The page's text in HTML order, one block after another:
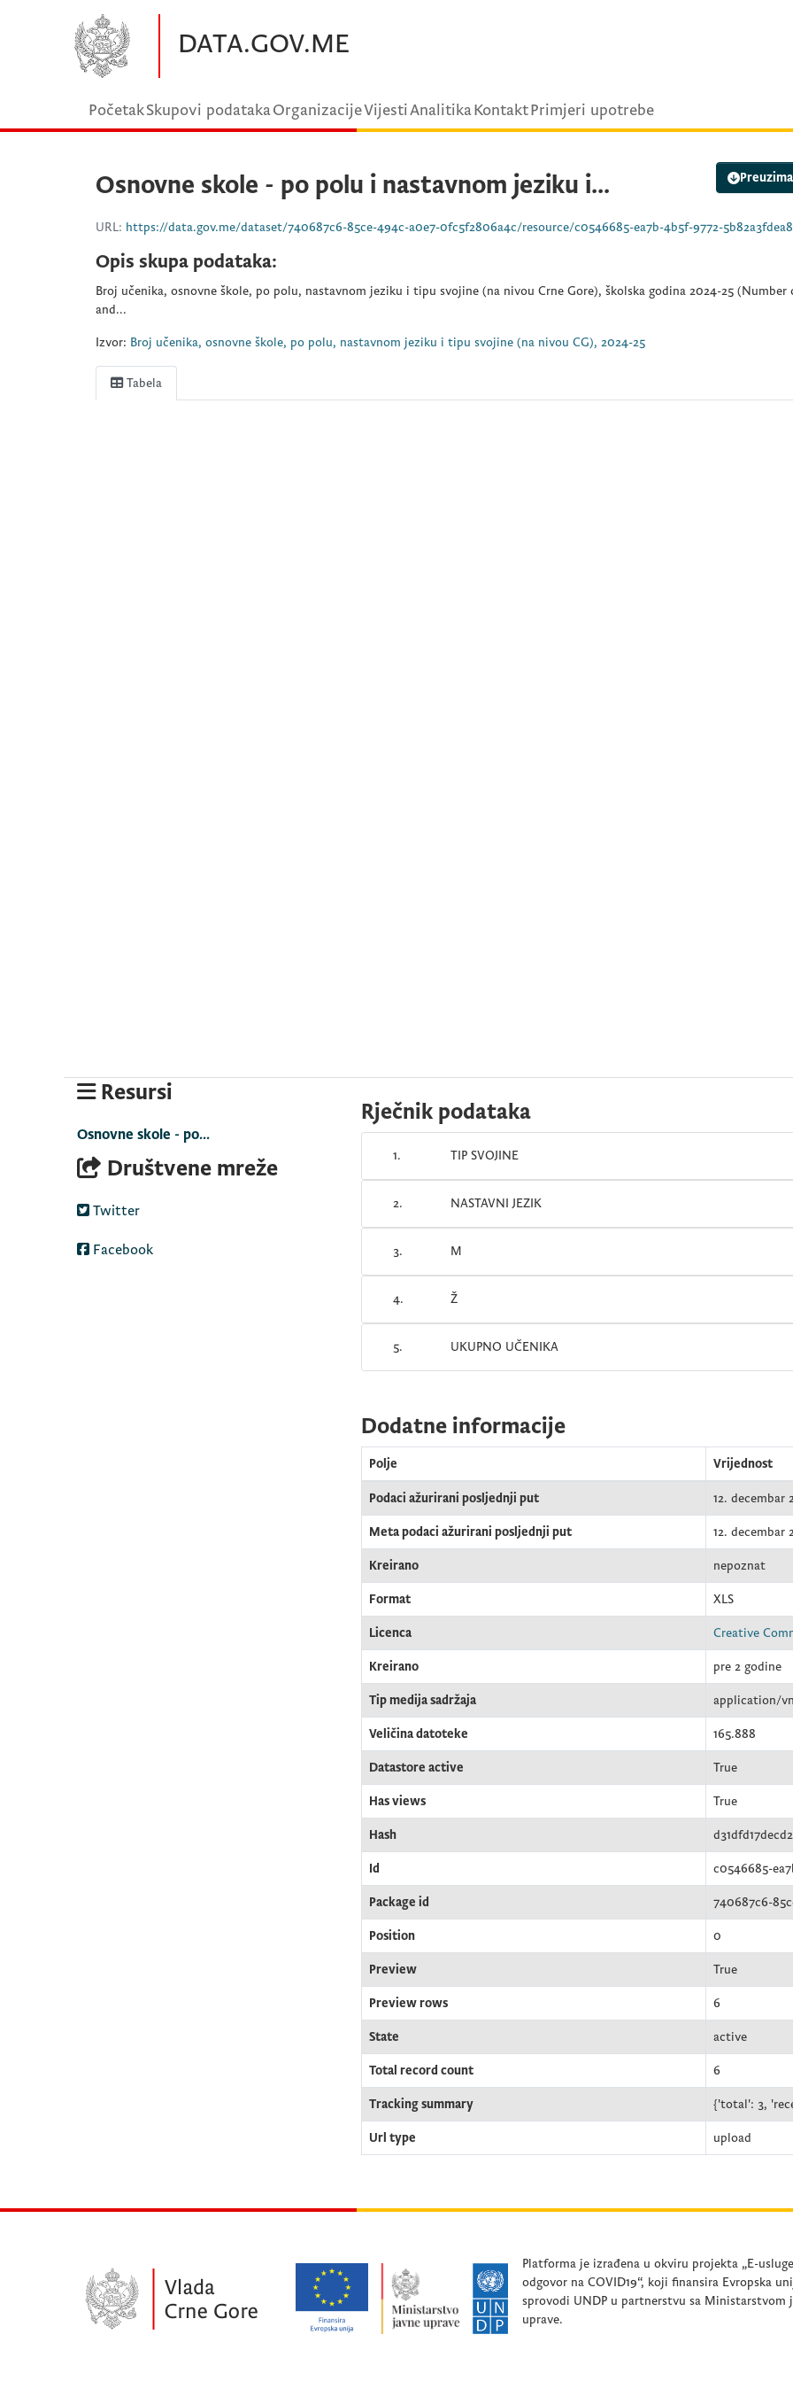
DATA.GOV.ME
PočetakSkupovi podatakaOrganizacijeVijestiAnalitikaKontaktPrimjeri upotrebe
Osnovne skole - po polu i nastavnom jeziku i...
URL: https://data.gov.me/dataset/740687c6-85ce-494c-a0e7-0fc5f2806a4c/resource/c0546685-ea7b-4b5f-9772-5b82a3fdea81/download/
Opis skupa podataka:
Broj učenika, osnovne škole, po polu, nastavnom jeziku i tipu svojine (na nivou Crne Gore), školska godina 2024-25
and...
Izvor: Broj učenika, osnovne škole, po polu, nastavnom jeziku i tipu svojine (na nivou CG), 2024-25
Tabela
Resursi
Osnovne skole - po...
Društvene mreže
Twitter
Facebook
Rječnik podataka
1. TIP SVOJINE
2. NASTAVNI JEZIK
3. M
4. Ž
5. UKUPNO UČENIKA
Dodatne informacije
Polje Vrijednost
Podaci ažurirani posljednji put 12. decembar
Meta podaci ažurirani posljednji put 12. decembar
Kreirano nepoznat
Format XLS
Licenca Creative
Kreirano pre 2 godine
Tip medija sadržaja application/
Veličina datoteke 165.888
Datastore active True
Has views True
Hash
Id c0546685-
Package id 740687c6-
Position 0
Preview True
Preview rows 6
State active
Total record count 6
Tracking summary {'total': 3,
Url type upload
Platforma je izrađena u okviru projekta „E-
odgovor na COVID19“, koji finansira Evropska
sprovodi UNDP u partnerstvu sa Ministarstvom
uprave.